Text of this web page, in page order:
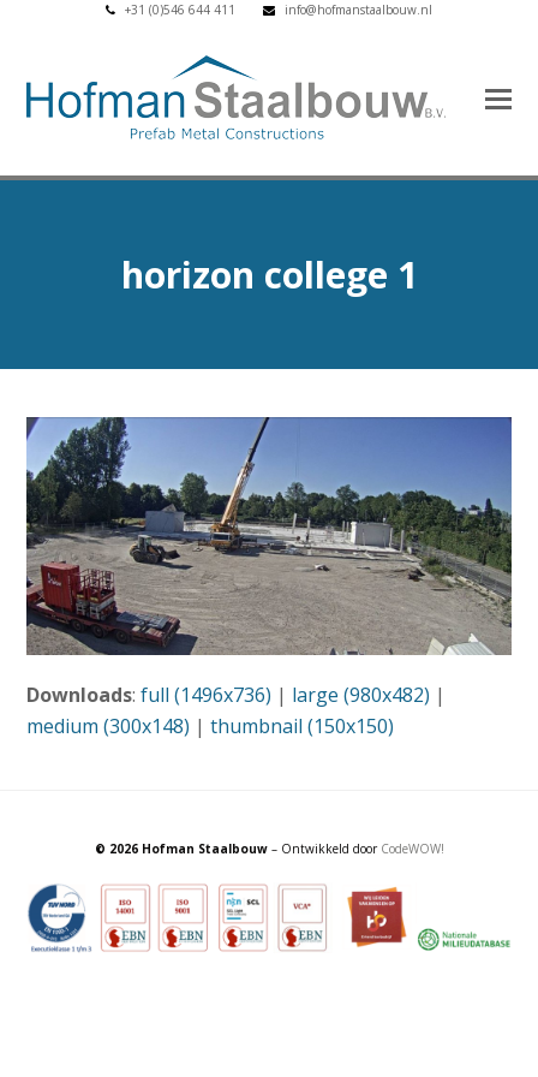
+31 (0)546 644 411 info@hofmanstaalbouw.nl
horizon college 1
Downloads:full (1496x736) | large (980x482) |
medium (300x148) |thumbnail (150x150)
© 2026 Hofman Staalbouw– Ontwikkeld door CodeWOW!